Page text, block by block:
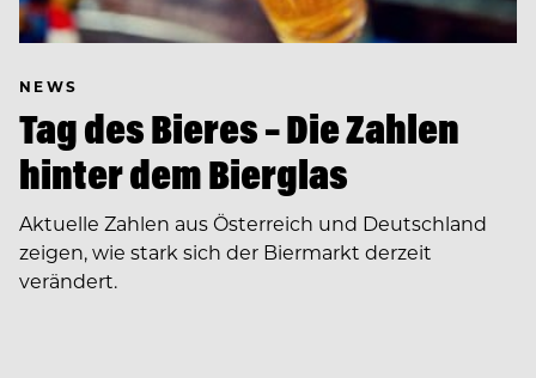
NEWS
Tag des Bieres – Die Zahlen
hinter dem Bierglas
Aktuelle Zahlen aus Österreich und Deutschland
zeigen, wie stark sich der Biermarkt derzeit
verändert.